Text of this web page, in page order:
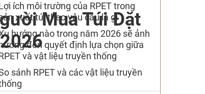
Mua Túi Đặt
ích môi trường của RPET trong
xuất túi theo yêu cầu là gì
hướng nào trong năm 2026 sẽ ảnh
hưởng đến quyết định lựa chọn giữa
và vật liệu truyền thống
sánh RPET và các vật liệu truyền